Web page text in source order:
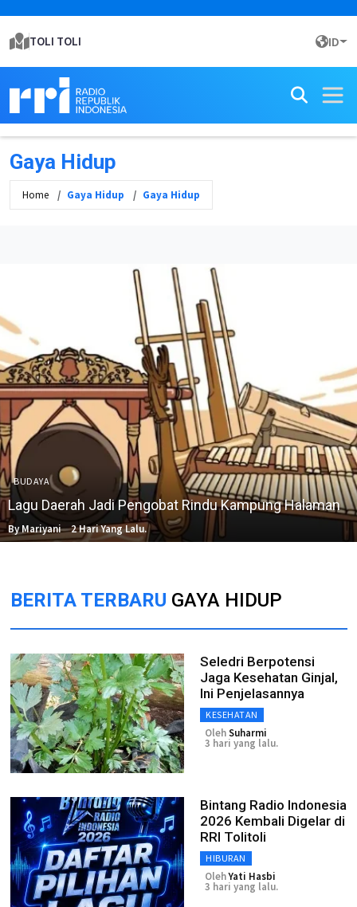
TOLI TOLI ID
Gaya Hidup
Home Gaya Hidup Gaya Hidup
BUDAYA
Lagu Daerah Jadi Pengobat Rindu Kampung Halaman
By Mariyani 2 Hari Yang Lalu.
BERITA TERBARU GAYA HIDUP
Seledri Berpotensi
Jaga Kesehatan Ginjal,
Ini Penjelasannya
KESEHATAN
OlehSuharmi
3 hari yang lalu.
Bintang Radio Indonesia
2026 Kembali Digelar di
RRI Tolitoli
HIBURAN
OlehYati Hasbi
3 hari yang lalu.